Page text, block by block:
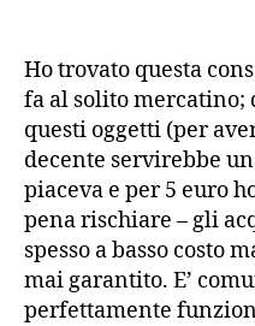
Ho trovato questa
fa al solito mercatino;
questi oggetti (per
decente servirebbe
piaceva e per 5 euro
pena rischiare – gli
spesso a basso costo
mai garantito. E’
perfettamente